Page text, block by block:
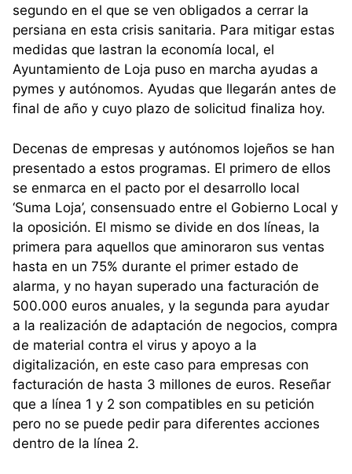
segundo en el que se ven obligados a cerrar la
persiana en esta crisis sanitaria. Para mitigar estas
medidas que lastran la economía local, el
Ayuntamiento de Loja puso en marcha ayudas a
pymes y autónomos. Ayudas que llegarán antes de
final de año y cuyo plazo de solicitud finaliza hoy.
Decenas de empresas y autónomos lojeños se han
presentado a estos programas. El primero de ellos
se enmarca en el pacto por el desarrollo local
‘Suma Loja’, consensuado entre el Gobierno Local y
la oposición. El mismo se divide en dos líneas, la
primera para aquellos que aminoraron sus ventas
hasta en un 75% durante el primer estado de
alarma, y no hayan superado una facturación de
500.000 euros anuales, y la segunda para ayudar
a la realización de adaptación de negocios, compra
de material contra el virus y apoyo a la
digitalización, en este caso para empresas con
facturación de hasta 3 millones de euros. Reseñar
que a línea 1 y 2 son compatibles en su petición
pero no se puede pedir para diferentes acciones
dentro de la línea 2.